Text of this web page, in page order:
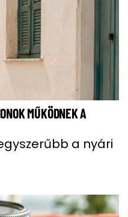
MŰKÖDNEK A
a nyári